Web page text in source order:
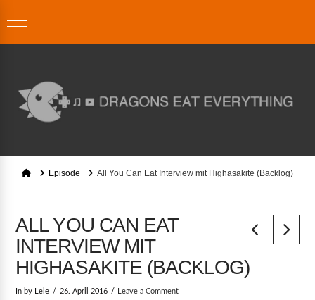
HomeEpisode All You Can Eat Interview mit Highasakite (Backlog)
ALL YOU CAN EAT
INTERVIEW MIT
HIGHASAKITE (BACKLOG)
In by Lele 26. April 2016 Leave a Comment